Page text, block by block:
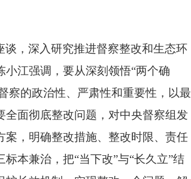
，深入研究推进督察整改和生态环
江强调，要从深刻领悟“两个确
察的政治性、严肃性和重要性，以最
面彻底整改问题，对中央督察组发
，明确整改措施、整改时限、责任
本兼治，把“当下改”与“长久立”结